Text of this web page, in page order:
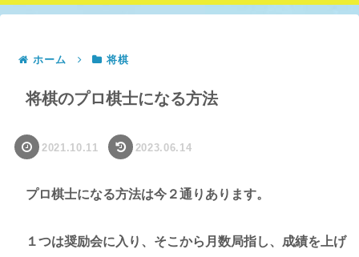
ホーム 将棋
将棋のプロ棋士になる方法
2021.10.11 2023.06.14
プロ棋士になる方法は今２通りあります。
１つは奨励会に入り、そこから月数局指し、成績を上げ